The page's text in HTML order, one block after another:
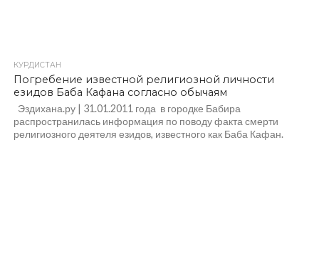
КУРДИСТАН
Погребение известной религиозной личности
езидов Баба Кафана согласно обычаям
Эздихана.ру | 31.01.2011 года в городке Бабира
распространилась информация по поводу факта смерти
религиозного деятеля езидов, известного как Баба Кафан.